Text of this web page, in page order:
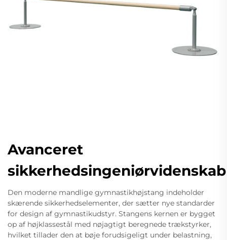
Avanceret
sikkerhedsingeniørvidenskab
Den moderne mandlige gymnastikhøjstang indeholder
skærende sikkerhedselementer, der sætter nye standarder
for design af gymnastikudstyr. Stangens kernen er bygget
op af højklassestål med nøjagtigt beregnede trækstyrker,
hvilket tillader den at bøje forudsigeligt under belastning,